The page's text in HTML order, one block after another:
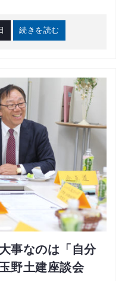
続きを読む
事なのは「自分
野土建座談会